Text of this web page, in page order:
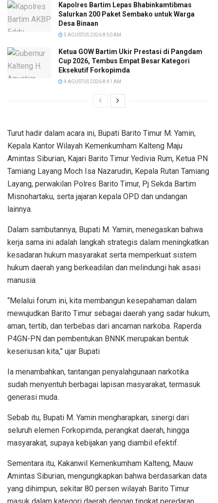
Kapolres Bartim Lepas Bhabinkamtibmas
Salurkan 200 Paket Sembako untuk Warga
Desa Binaan
5 AGUSTUS 2026 8:50 AM
Ketua GOW Bartim Ukir Prestasi di Pangdam
Cup 2026, Tembus Empat Besar Kategori
Eksekutif Forkopimda
4 AGUSTUS 2026 8:41 AM
Turut hadir dalam acara ini, Bupati Barito Timur M. Yamin,
Kepala Kantor Wilayah Kemenkumham Kalteng Maju
Amintas Siburian, Kajari Barito Timur Yedivia Rum, Ketua PN
Tamiang Layang Moch Isa Nazarudin, Kepala Rutan Tamiang
Layang, perwakilan Polres Barito Timur, Pj Sekda Bartim
Misnohartaku, serta jajaran kepala OPD dan undangan
lainnya.
Dalam sambutannya, Bupati M. Yamin, menegaskan bahwa
kerja sama ini adalah langkah strategis dalam meningkatkan
kesadaran hukum masyarakat serta memperkuat sistem
hukum daerah yang berkeadilan dan melindungi hak asasi
manusia.
“Melalui forum ini, kita membangun kesepahaman dalam
mewujudkan Barito Timur sebagai daerah yang sadar hukum,
aman, tertib, dan terbebas dari ancaman narkoba. Raperda
P4GN-PN dan pembentukan BNNK merupakan bentuk
keseriusan kita,” ujar Bupati
Ia menambahkan, tantangan penyalahgunaan narkotika
sudah menyentuh berbagai lapisan masyarakat, termasuk
generasi muda.
Sebab itu, Bupati M. Yamin mengharapkan, sinergi dari
seluruh elemen Forkopimda, perangkat daerah, hingga
masyarakat, supaya kebijakan yang diambil efektif.
Sementara itu, Kakanwil Kemenkumham Kalteng, Mauw
Amintas Siburian, mengungkapkan bahwa berdasarkan data
yang dihimpun, sekitar 80 persen wilayah Barito Timur